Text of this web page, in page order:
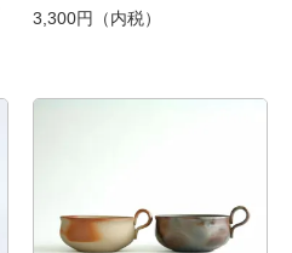
3,300円（内税）